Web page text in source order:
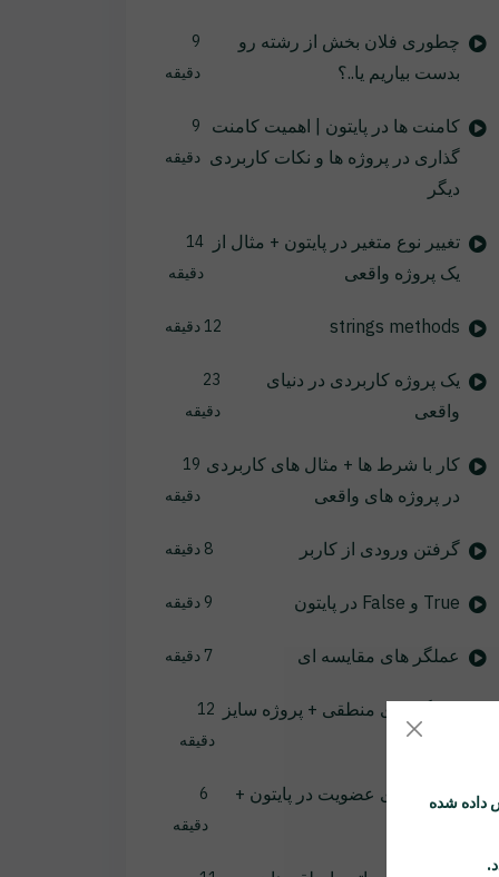
چطوری فلان بخش از رشته رو
بدست بیاریم یا..؟
9
دقیقه
کامنت ها در پایتون | اهمیت کامنت
گذاری در پروژه ها و نکات کاربردی
دیگر
9
دقیقه
تغییر نوع متغیر در پایتون + مثال از
یک پروژه واقعی
14
دقیقه
strings methods 12 دقیقه
یک پروژه کاربردی در دنیای
واقعی
23
دقیقه
کار با شرط ها + مثال های کاربردی
در پروژه های واقعی
19
دقیقه
گرفتن ورودی از کاربر 8 دقیقه
True و False در پایتون 9 دقیقه
عملگر های مقایسه ای 7 دقیقه
عملگر های منطقی + پروژه سایز
12
دقیقه
عملگر های عضویت در پایتون +
6
دقیقه
داده شده